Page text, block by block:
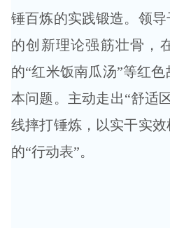
锤百炼的实践锻造。领
的创新理论强筋壮骨，
的“红米饭南瓜汤”等红
本问题。主动走出“舒适
线摔打锤炼，以实干实
的“行动表”。